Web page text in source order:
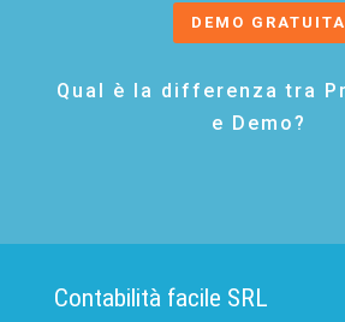
DEMO GRATUITA
Qual è la differenza tra
e Demo?
Contabilità facile SRL